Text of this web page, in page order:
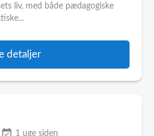
liv, med både pædagogiske
detaljer
event_available 1 uge siden